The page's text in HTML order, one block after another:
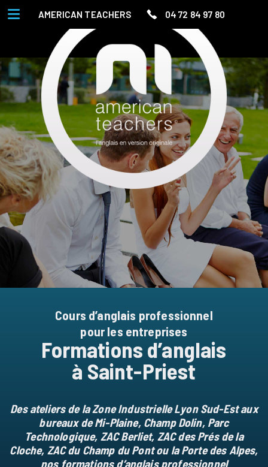
Cours d’anglais professionnel
pour les entreprises
Formations d’anglais
à Saint-Priest
Des ateliers de la Zone Industrielle Lyon Sud-Est aux
bureaux de Mi-Plaine, Champ Dolin, Parc
Technologique, ZAC Berliet, ZAC des Prés de la
Cloche, ZAC du Champ du Pont ou la Porte des Alpes,
nos formations d’anglais professionnel
AMERICAN TEACHERS 04 72 84 97 80